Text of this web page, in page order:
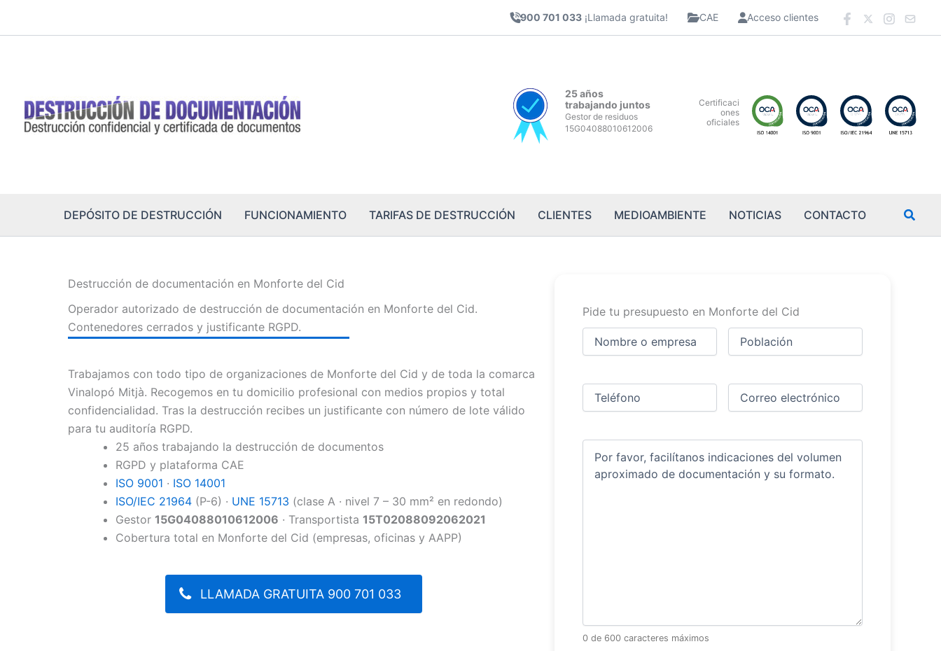
900 701 033 ¡Llamada gratuita! CAE Acceso clientes
25 años
trabajando juntos
Gestor de residuos
15G04088010612006
Certificaci
ones
oficiales
DEPÓSITO DE DESTRUCCIÓN FUNCIONAMIENTO TARIFAS DE DESTRUCCIÓN CLIENTES MEDIOAMBIENTE NOTICIAS CONTACTO
Destrucción de documentación en Monforte del Cid
Operador autorizado de destrucción de documentación en Monforte del Cid.
Contenedores cerrados y justificante RGPD.
Trabajamos con todo tipo de organizaciones de Monforte del Cid y de toda la comarca
Vinalopó Mitjà. Recogemos en tu domicilio profesional con medios propios y total
confidencialidad. Tras la destrucción recibes un justificante con número de lote válido
para tu auditoría RGPD.
25 años trabajando la destrucción de documentos
RGPD y plataforma CAE
ISO 9001 · ISO 14001
ISO/IEC 21964 (P-6) · UNE 15713 (clase A · nivel 7 – 30 mm² en redondo)
Gestor 15G04088010612006 · Transportista 15T02088092062021
Cobertura total en Monforte del Cid (empresas, oficinas y AAPP)
LLAMADA GRATUITA 900 701 033
Pide tu presupuesto en Monforte del Cid
Nombre
Ciudad
Teléfono
Correo
electrónico (Obligatorio)
Comentarios
0 de 600 caracteres máximos